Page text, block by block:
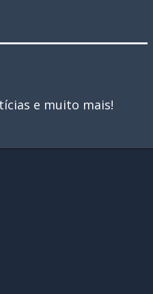
e muito mais!